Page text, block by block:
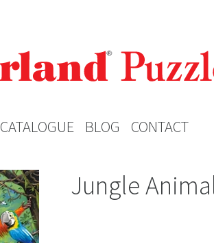
CATALOGUE BLOG CONTACT
Jungle